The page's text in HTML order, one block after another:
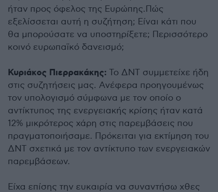
ήταν προς όφελος της Ευρώπης.Πώς
εξελίσσεται αυτή η συζήτηση; Είναι κάτι που
θα μπορούσατε να υποστηρίξετε; Περισσότερο
κοινό ευρωπαϊκό δανεισμό;
Κυριάκος Πιερρακάκης: Το ΔΝΤ συμμετείχε ήδη
στις συζητήσεις μας. Ανέφερα προηγουμένως
τον υπολογισμό σύμφωνα με τον οποίο ο
αντίκτυπος της ενεργειακής κρίσης ήταν κατά
12% μικρότερος χάρη στις παρεμβάσεις που
πραγματοποιήσαμε. Πρόκειται για εκτίμηση του
ΔΝΤ σχετικά με τον αντίκτυπο των ενεργειακών
παρεμβάσεων.
Είχα επίσης την ευκαιρία να συναντήσω χθες